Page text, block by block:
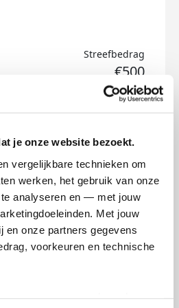
je onze website bezoekt.
vergelijkbare technieken om
werken, het gebruik van onze
analyseren en — met jouw
Met jouw
en onze partners gegevens
voorkeuren en technische
Streefbedrag
€500
badges